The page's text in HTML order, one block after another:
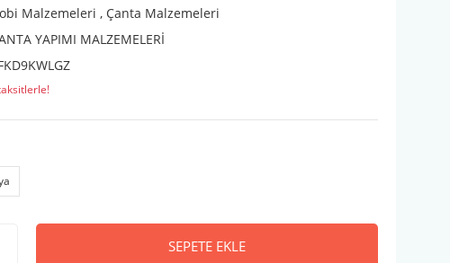
Malzemeleri , Çanta Malzemeleri
YAPIMI MALZEMELERİ
SEPETE EKLE